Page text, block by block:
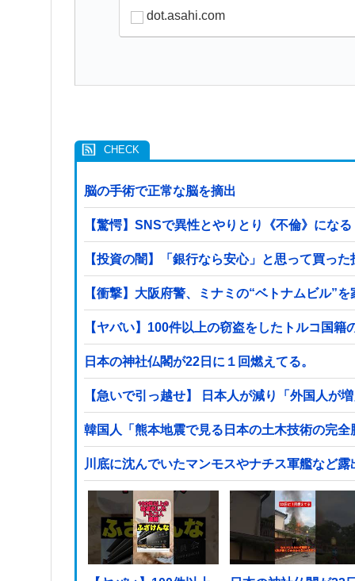
dot.asahi.com
脳の手術で正常な脳を摘出
【驚愕】SNSで異性とやりとり《不倫》にな
【投資の闇】「銀行なら安心」と思って買っ
【衝撃】大阪府警、ミナミの“ベトナムビル”
日本の神社仏閣が22日に１回燃えてる。
【急いで引っ越せ】 日本人が減り「外国人
韓国人「熊本地震で見る日本の土木技術の完
川底に沈んでいたマンモスやナチス軍艦など